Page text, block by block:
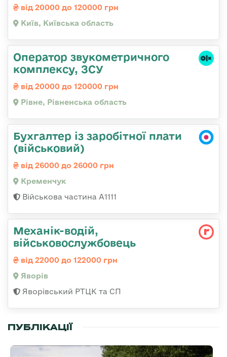
від 20000 до 120000 грн
Київ, Київська область
Оператор звукометричного
комплексу, ЗСУ
від 20000 до 120000 грн
Рівне, Рівненська область
Бухгалтер із заробітної плати
(військовий)
від 26000 до 26000 грн
Кременчук
Військова частина А1111
Механік-водій,
військовослужбовець
від 22000 до 122000 грн
Яворів
Яворівський РТЦК та СП
ПУБЛІКАЦІЇ